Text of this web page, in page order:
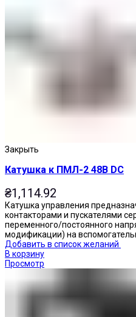
Закрыть
Катушка к ПМЛ-2 48В DC
₴1,114.92
Катушка управления
контакторами и пускателями
переменного/постоянного
модификации) на
Добавить в список желаний
В корзину
Просмотр